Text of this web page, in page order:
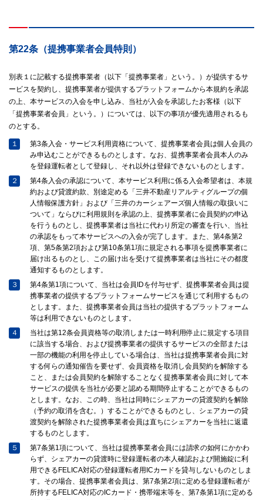
第22条（提携事業者会員特則）
別表１に記載する提携事業者（以下「提携事業者」という。）が提供するサ
ービスを契約し、提携事業者が提供するプラットフォームから本規約を承認
の上、本サービスの入会を申し込み、当社が入会を承認したお客様（以下
「提携事業者会員」という。）については、以下の事項が優先適用されるも
のとする。
１
第3条入会・サービス利用資格について、提携事業者会員は個人会員の
み申込むことができるものとします。なお、提携事業者会員本人のみ
を登録運転者として登録し、それ以外は登録できないものとします。
２
第4条入会の承認について、本サービス利用に係る入会希望者は、本規
約および貸渡約款、別途定める「三井不動産リアルティグループの個
人情報保護方針」および「三井のカーシェアーズ個人情報の取扱いに
ついて」ならびに利用規則を承認の上、提携事業者に会員契約の申込
を行うものとし、提携事業者は当社に代わり所定の審査を行い、当社
の承認をもって本サービスへの入会が完了します。また、第4条第2
項、第5条第2項および第10条第1項に規定される事項を提携事業者に
届け出るものとし、この届け出を受けて提携事業者は当社にその都度
通知するものとします。
３
第4条第1項について、当社は会員IDを付与せず、提携事業者会員は提
携事業者の提供するプラットフォームサービスを通じて利用するもの
とします。また、提携事業者会員は当社の提供するプラットフォーム
等は利用できないものとします。
４
当社は第12条会員資格等の取消しまたは一時利用停止に規定する項目
に該当する場合、および提携事業者の提供するサービスの全部または
一部の機能の利用を停止している場合は、当社は提携事業者会員に対
する何らの通知催告を要せず、会員資格を取消し会員契約を解除する
こと、または会員契約を解除することなく提携事業者会員に対して本
サービスの提供を当社が必要と認める期間停止することができるもの
とします。なお、この時、当社は同時にシェアカーの貸渡契約を解除
（予約の取消を含む。）することができるものとし、シェアカーの貸
渡契約を解除された提携事業者会員は直ちにシェアカーを当社に返還
するものとします。
５
第7条第1項について、当社は提携事業者会員には請求の如何にかかわ
らず、シェアカーの貸渡時に登録運転者の本人確認および開施錠に利
用できるFELICA対応の登録運転者用ICカードを貸与しないものとしま
す。その場合、提携事業者会員は、第7条第2項に定める登録運転者が
所持するFELICA対応のICカード・携帯端末等を、第7条第1項に定める